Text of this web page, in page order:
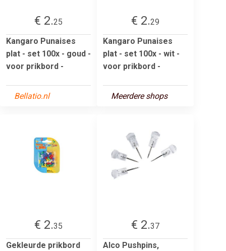
€ 2.25
Kangaro Punaises
plat - set 100x - goud -
voor prikbord -
Bellatio.nl
€ 2.29
Kangaro Punaises
plat - set 100x - wit -
voor prikbord -
Meerdere shops
€ 2.35
Gekleurde prikbord
€ 2.37
Alco Pushpins,